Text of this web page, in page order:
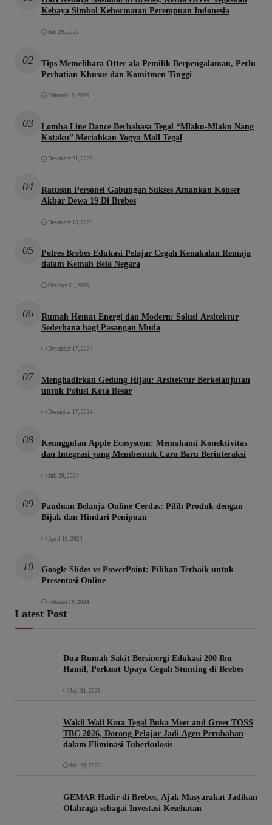
Kebaya Simbol Kehormatan Perempuan Indonesia
Juli 29, 2026
02
Tips Memelihara Otter ala Pemilik Berpengalaman, Perlu
Perhatian Khusus dan Komitmen Tinggi
Februari 13, 2026
03
Lomba Line Dance Berbahasa Tegal “Mlaku-Mlaku Nang
Kotaku” Meriahkan Yogya Mall Tegal
Desember 21, 2025
04
Ratusan Personel Gabungan Sukses Amankan Konser
Akbar Dewa 19 Di Brebes
Desember 15, 2025
05
Polres Brebes Edukasi Pelajar Cegah Kenakalan Remaja
dalam Kemah Bela Negara
Oktober 31, 2025
06
Rumah Hemat Energi dan Modern: Solusi Arsitektur
Sederhana bagi Pasangan Muda
Desember 17, 2024
07
Menghadirkan Gedung Hijau: Arsitektur Berkelanjutan
untuk Polusi Kota Besar
Desember 17, 2024
08
Keunggulan Apple Ecosystem: Memahami Konektivitas
dan Integrasi yang Membentuk Cara Baru Berinteraksi
Juli 29, 2024
09
Panduan Belanja Online Cerdas: Pilih Produk dengan
Bijak dan Hindari Penipuan
April 19, 2024
10
Google Slides vs PowerPoint: Pilihan Terbaik untuk
Presentasi Online
Februari 19, 2024
Latest Post
Dua Rumah Sakit Bersinergi Edukasi 200 Ibu
Hamil, Perkuat Upaya Cegah Stunting di Brebes
Juli 31, 2026
Wakil Wali Kota Tegal Buka Meet and Greet TOSS
TBC 2026, Dorong Pelajar Jadi Agen Perubahan
dalam Eliminasi Tuberkulosis
Juli 29, 2026
GEMAR Hadir di Brebes, Ajak Masyarakat Jadikan
Olahraga sebagai Investasi Kesehatan